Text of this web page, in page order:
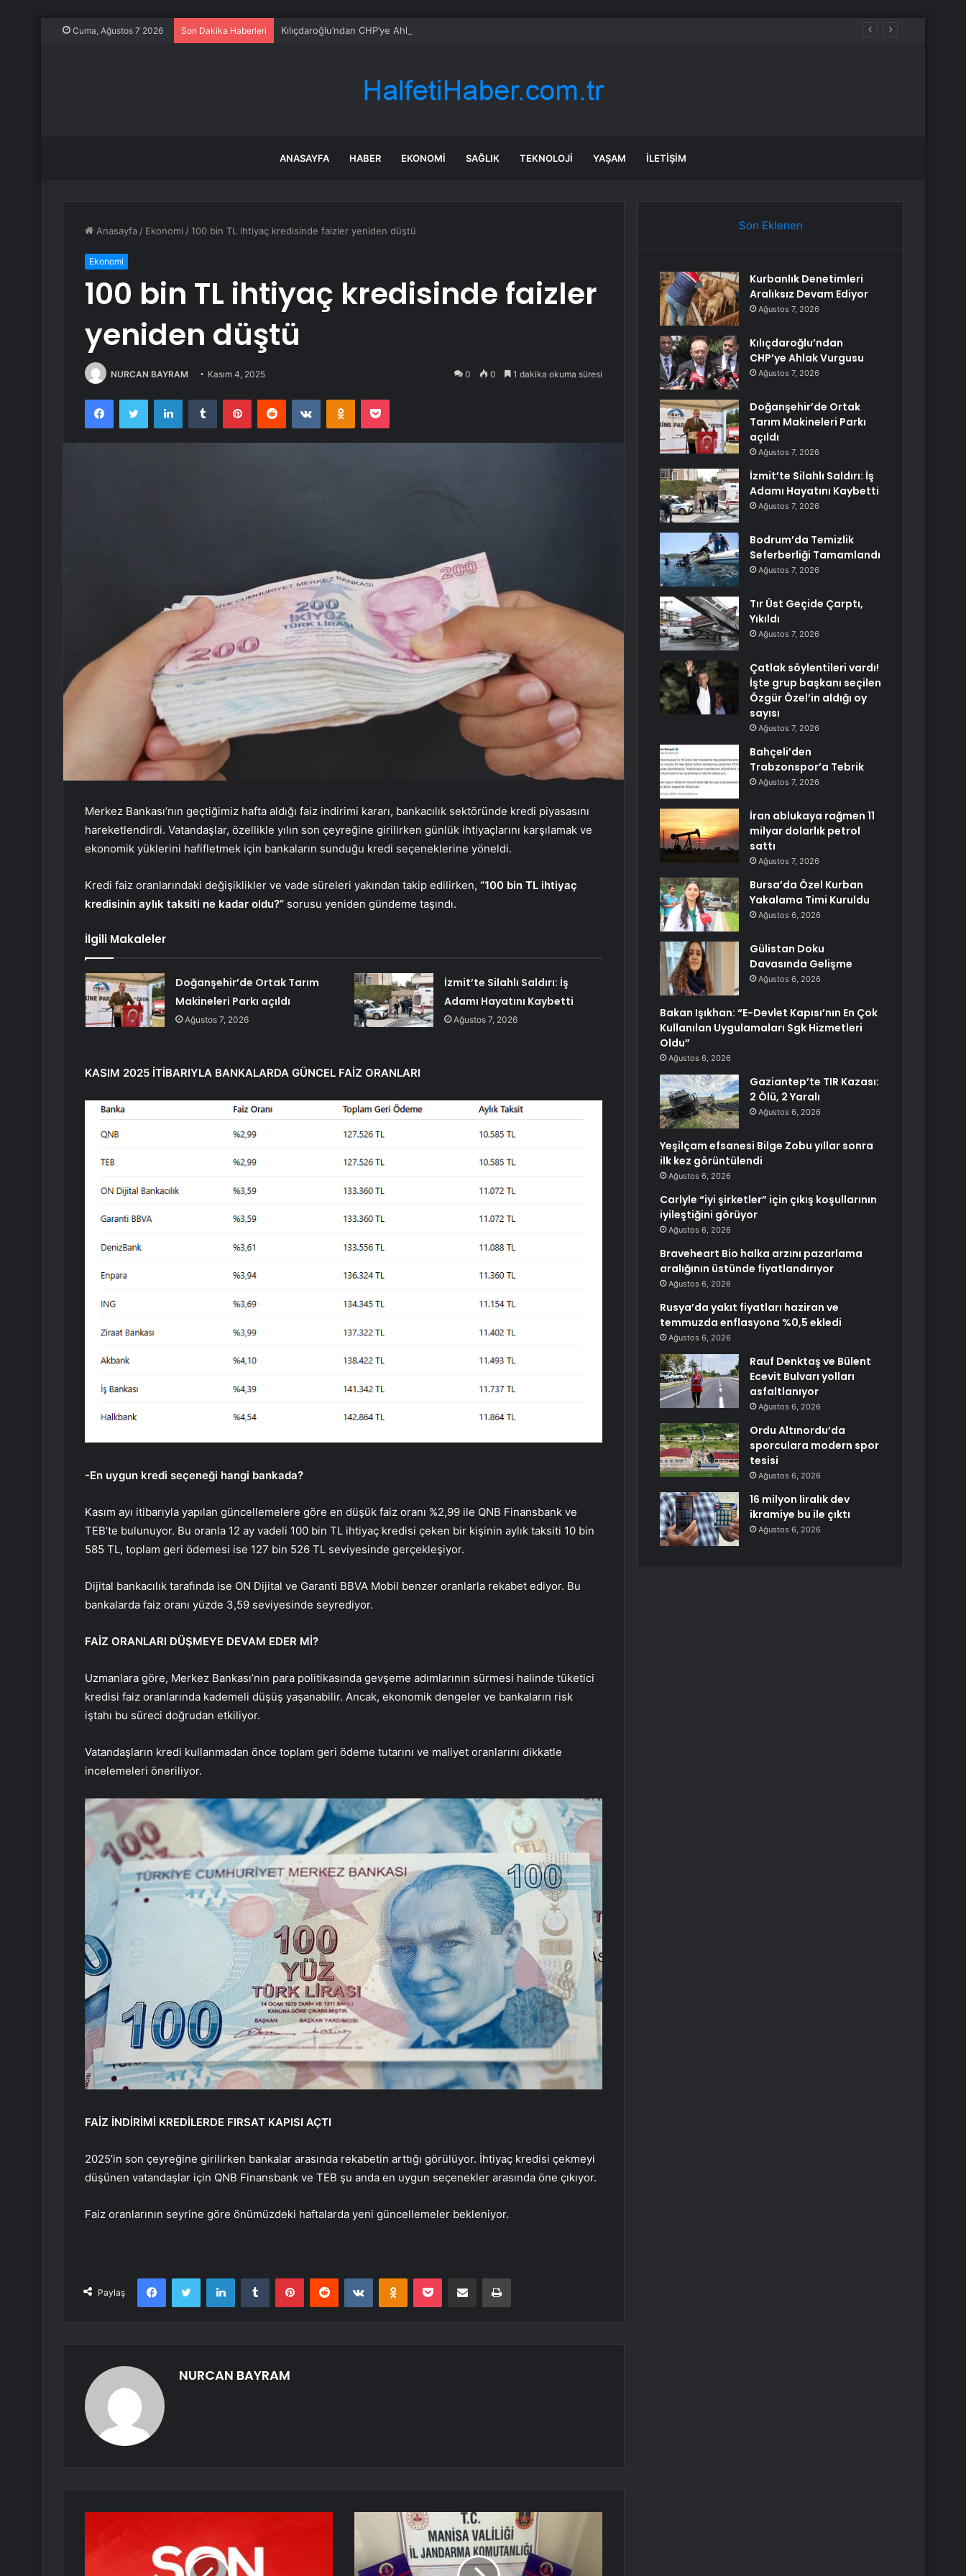
Cuma, Ağustos 7 2026 Son Dakika Haberleri Kılıçdaroğlu’ndan CHP’ye Ahlak Vurgusu
ANASAYFA HABER EKONOMI SAĞLIK TEKNOLOJI YAŞAM İLETIŞIM
Anasayfa / Ekonomi /100 bin TL ihtiyaç kredisinde faizler yeniden düştü
Ekonomi
100 bin TL ihtiyaç kredisinde faizler
yeniden düştü
NURCAN BAYRAM Kasım 4, 2025 0 0 1 dakika okuma süresi
FacebookTwitter LinkedInTumblr PinterestReddit VKontakteOdnoklassniki
Pocket
Merkez Bankası’nın geçtiğimiz hafta aldığı faiz indirimi kararı, bankacılık sektöründe kredi piyasasını
hareketlendirdi. Vatandaşlar, özellikle yılın son çeyreğine girilirken günlük ihtiyaçlarını karşılamak ve
ekonomik yüklerini hafifletmek için bankaların sunduğu kredi seçeneklerine yöneldi.
Kredi faiz oranlarındaki değişiklikler ve vade süreleri yakından takip edilirken, “100 bin TL ihtiyaç
kredisinin aylık taksiti ne kadar oldu?” sorusu yeniden gündeme taşındı.
İlgili Makaleler
Doğanşehir’de Ortak Tarım
Makineleri Parkı açıldı
Ağustos 7, 2026
İzmit’te Silahlı Saldırı: İş
Adamı Hayatını Kaybetti
Ağustos 7, 2026
KASIM 2025 İTİBARIYLA BANKALARDA GÜNCEL FAİZ ORANLARI
-En uygun kredi seçeneği hangi bankada?
Kasım ayı itibarıyla yapılan güncellemelere göre en düşük faiz oranı %2,99 ile QNB Finansbank ve
TEB’te bulunuyor. Bu oranla 12 ay vadeli 100 bin TL ihtiyaç kredisi çeken bir kişinin aylık taksiti 10 bin
585 TL, toplam geri ödemesi ise 127 bin 526 TL seviyesinde gerçekleşiyor.
Dijital bankacılık tarafında ise ON Dijital ve Garanti BBVA Mobil benzer oranlarla rekabet ediyor. Bu
bankalarda faiz oranı yüzde 3,59 seviyesinde seyrediyor.
FAİZ ORANLARI DÜŞMEYE DEVAM EDER Mİ?
Uzmanlara göre, Merkez Bankası’nın para politikasında gevşeme adımlarının sürmesi halinde tüketici
kredisi faiz oranlarında kademeli düşüş yaşanabilir. Ancak, ekonomik dengeler ve bankaların risk
iştahı bu süreci doğrudan etkiliyor.
Vatandaşların kredi kullanmadan önce toplam geri ödeme tutarını ve maliyet oranlarını dikkatle
incelemeleri öneriliyor.
FAİZ İNDİRİMİ KREDİLERDE FIRSAT KAPISI AÇTI
2025’in son çeyreğine girilirken bankalar arasında rekabetin arttığı görülüyor. İhtiyaç kredisi çekmeyi
düşünen vatandaşlar için QNB Finansbank ve TEB şu anda en uygun seçenekler arasında öne çıkıyor.
Faiz oranlarının seyrine göre önümüzdeki haftalarda yeni güncellemeler bekleniyor.
Paylaş
FacebookTwitter LinkedInTumblr PinterestReddit VKontakteOdnoklassniki
Pocket E-Posta ile paylaş Yazdır
NURCAN BAYRAM
Son Eklenen
Kurbanlık Denetimleri
Aralıksız Devam Ediyor
Ağustos 7, 2026
Kılıçdaroğlu’ndan
CHP’ye Ahlak Vurgusu
Ağustos 7, 2026
Doğanşehir’de Ortak
Tarım Makineleri Parkı
açıldı
Ağustos 7, 2026
İzmit’te Silahlı Saldırı: İş
Adamı Hayatını Kaybetti
Ağustos 7, 2026
Bodrum’da Temizlik
Seferberliği Tamamlandı
Ağustos 7, 2026
Tır Üst Geçide Çarptı,
Yıkıldı
Ağustos 7, 2026
Çatlak söylentileri vardı!
İşte grup başkanı seçilen
Özgür Özel’in aldığı oy
sayısı
Ağustos 7, 2026
Bahçeli’den
Trabzonspor’a Tebrik
Ağustos 7, 2026
İran ablukaya rağmen 11
milyar dolarlık petrol
sattı
Ağustos 7, 2026
Bursa’da Özel Kurban
Yakalama Timi Kuruldu
Ağustos 6, 2026
Gülistan Doku
Davasında Gelişme
Ağustos 6, 2026
Bakan Işıkhan: “E-Devlet Kapısı’nın En Çok
Kullanılan Uygulamaları Sgk Hizmetleri
Oldu”
Ağustos 6, 2026
Gaziantep’te TIR Kazası:
2 Ölü, 2 Yaralı
Ağustos 6, 2026
Yeşilçam efsanesi Bilge Zobu yıllar sonra
ilk kez görüntülendi
Ağustos 6, 2026
Carlyle “iyi şirketler” için çıkış koşullarının
iyileştiğini görüyor
Ağustos 6, 2026
Braveheart Bio halka arzını pazarlama
aralığının üstünde fiyatlandırıyor
Ağustos 6, 2026
Rusya’da yakıt fiyatları haziran ve
temmuzda enflasyona %0,5 ekledi
Ağustos 6, 2026
Rauf Denktaş ve Bülent
Ecevit Bulvarı yolları
asfaltlanıyor
Ağustos 6, 2026
Ordu Altınordu’da
sporculara modern spor
tesisi
Ağustos 6, 2026
16 milyon liralık dev
ikramiye bu ile çıktı
Ağustos 6, 2026